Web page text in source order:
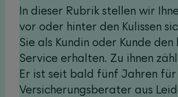
In dieser Rubrik stellen wir
vor oder hinter den Kulissen
Sie als Kundin oder Kunde
Service erhalten. Zu ihnen
Er ist seit bald fünf Jahren für
Versicherungsberater aus